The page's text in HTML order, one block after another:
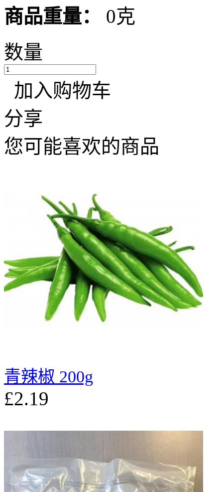
商品重量：
0克
数量
加入购物车
分享
您可能喜欢的商品
青辣椒 200g
£2.19